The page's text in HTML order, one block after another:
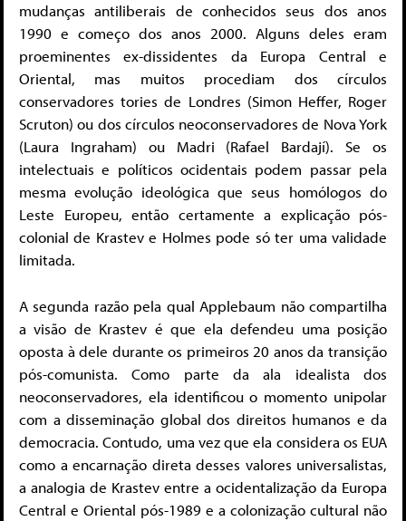
mudanças antiliberais de conhecidos seus dos anos
1990 e começo dos anos 2000. Alguns deles eram
proeminentes ex-dissidentes da Europa Central e
Oriental, mas muitos procediam dos círculos
conservadores tories de Londres (Simon Heffer, Roger
Scruton) ou dos círculos neoconservadores de Nova York
(Laura Ingraham) ou Madri (Rafael Bardají). Se os
intelectuais e políticos ocidentais podem passar pela
mesma evolução ideológica que seus homólogos do
Leste Europeu, então certamente a explicação pós-
colonial de Krastev e Holmes pode só ter uma validade
limitada.
A segunda razão pela qual Applebaum não compartilha
a visão de Krastev é que ela defendeu uma posição
oposta à dele durante os primeiros 20 anos da transição
pós-comunista. Como parte da ala idealista dos
neoconservadores, ela identificou o momento unipolar
com a disseminação global dos direitos humanos e da
democracia. Contudo, uma vez que ela considera os EUA
como a encarnação direta desses valores universalistas,
a analogia de Krastev entre a ocidentalização da Europa
Central e Oriental pós-1989 e a colonização cultural não